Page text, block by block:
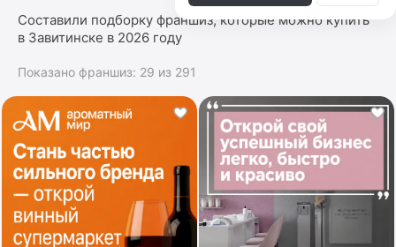
Составили подборку франшиз, которые можно купить
в Завитинске в 2026 году
Показано франшиз: 29 из 291